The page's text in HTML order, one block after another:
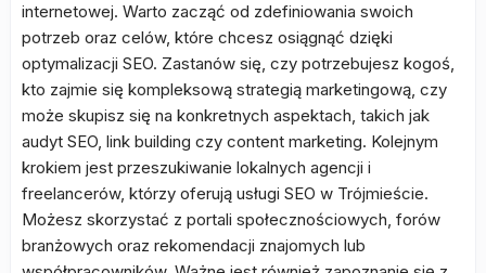
internetowej. Warto zacząć od zdefiniowania swoich
potrzeb oraz celów, które chcesz osiągnąć dzięki
optymalizacji SEO. Zastanów się, czy potrzebujesz kogoś,
kto zajmie się kompleksową strategią marketingową, czy
może skupisz się na konkretnych aspektach, takich jak
audyt SEO, link building czy content marketing. Kolejnym
krokiem jest przeszukiwanie lokalnych agencji i
freelancerów, którzy oferują usługi SEO w Trójmieście.
Możesz skorzystać z portali społecznościowych, forów
branżowych oraz rekomendacji znajomych lub